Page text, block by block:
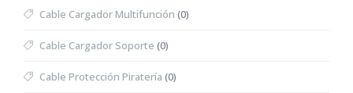
Cable Cargador Multifunción (0)
Cable Cargador Soporte (0)
Cable Protección Piratería (0)